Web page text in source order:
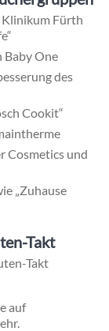
Fürth
Baby One
des
Cookit“
Cosmetics und
„Zuhause
Takt
Takt
auf